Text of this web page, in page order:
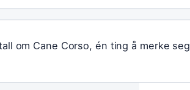
om Cane Corso, én ting å merke